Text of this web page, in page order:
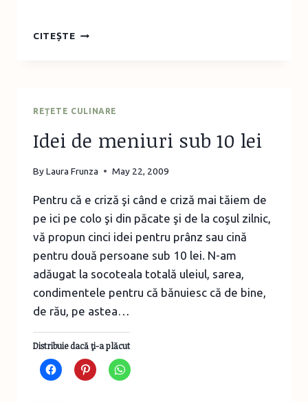
CITEȘTEINDICII
REȚETE CULINARE
Idei de meniuri sub 10 lei
ByLaura Frunza May 22, 2009
Pentru că e criză şi când e criză mai tăiem de
pe ici pe colo şi din păcate şi de la coşul zilnic,
vă propun cinci idei pentru prânz sau cină
pentru două persoane sub 10 lei. N-am
adăugat la socoteala totală uleiul, sarea,
condimentele pentru că bănuiesc că de bine,
de rău, pe astea…
Distribuie dacă ţi-a plăcut